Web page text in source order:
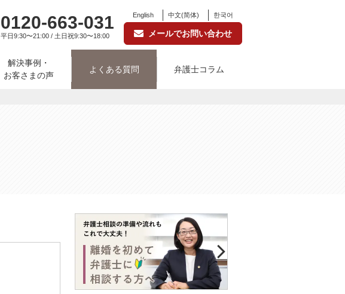
0120-663-031
平日9:30〜21:00 / 土日祝9:30〜18:00
English 中文(简体) 한국어
メールでお問い合わせ
解決事例・
お客さまの声
よくある質問 弁護士コラム